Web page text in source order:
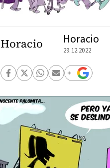
Horacio Horacio
29.12.2022